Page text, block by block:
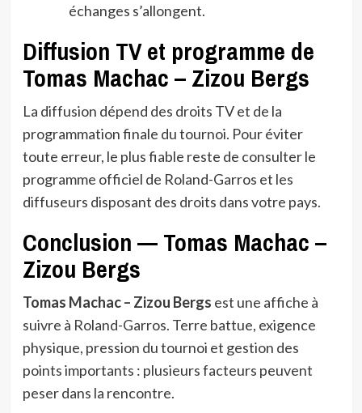
échanges s’allongent.
Diffusion TV et programme de
Tomas Machac – Zizou Bergs
La diffusion dépend des droits TV et de la
programmation finale du tournoi. Pour éviter
toute erreur, le plus fiable reste de consulter le
programme officiel de Roland-Garros et les
diffuseurs disposant des droits dans votre pays.
Conclusion — Tomas Machac –
Zizou Bergs
Tomas Machac – Zizou Bergs est une affiche à
suivre à Roland-Garros. Terre battue, exigence
physique, pression du tournoi et gestion des
points importants : plusieurs facteurs peuvent
peser dans la rencontre.